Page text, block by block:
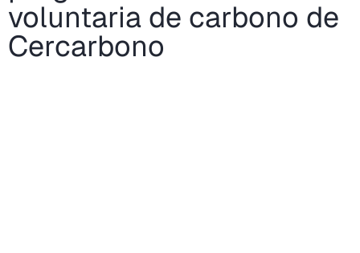
voluntaria de carbono de
Cercarbono